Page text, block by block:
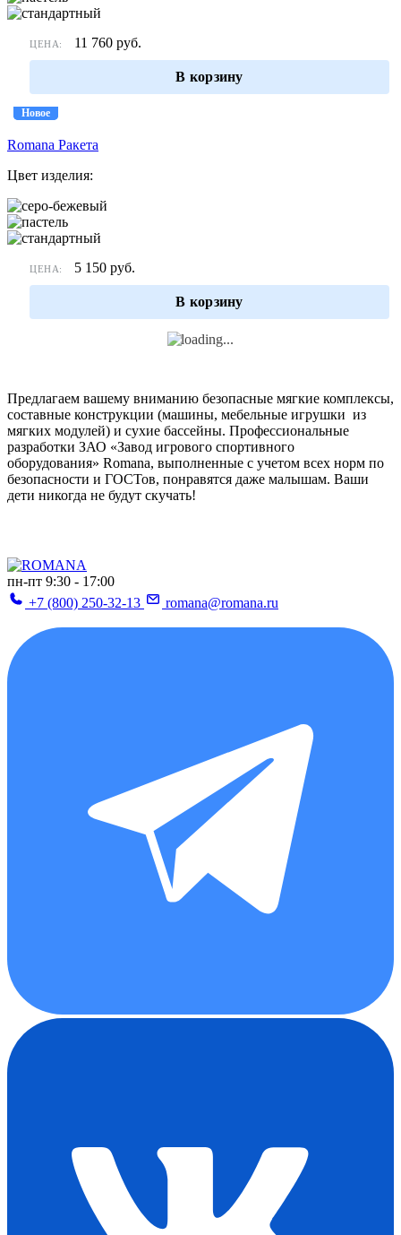
ЦЕНА: 11 760 руб.
В корзину
Новое
Новое
Romana Ракета
Цвет изделия:
ЦЕНА: 5 150 руб.
В корзину
Предлагаем вашему вниманию безопасные мягкие комплексы,
составные конструкции (машины, мебельные игрушки из
мягких модулей) и сухие бассейны. Профессиональные
разработки ЗАО «Завод игрового спортивного
оборудования» Romana, выполненные с учетом всех норм по
безопасности и ГОСТов, понравятся даже малышам. Ваши
дети никогда не будут скучать!
пн-пт 9:30 - 17:00
+7 (800) 250-32-13
romana@romana.ru